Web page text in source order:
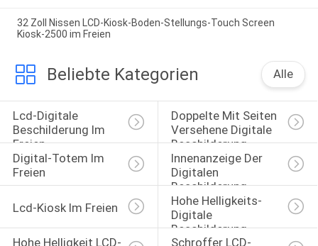
32 Zoll Nissen LCD-Kiosk-Boden-Stellungs-Touch Screen
Kiosk-2500 im Freien
Beliebte Kategorien Alle
Lcd-Digitale
Beschilderung Im
Freien
Doppelte Mit Seiten
Versehene Digitale
Beschilderung
Digital-Totem Im
Freien
Innenanzeige Der
Digitalen
Beschilderung
Lcd-Kiosk Im Freien
Hohe Helligkeits-
Digitale
Beschilderung
Hohe Helligkeit LCD-
Schroffer LCD-